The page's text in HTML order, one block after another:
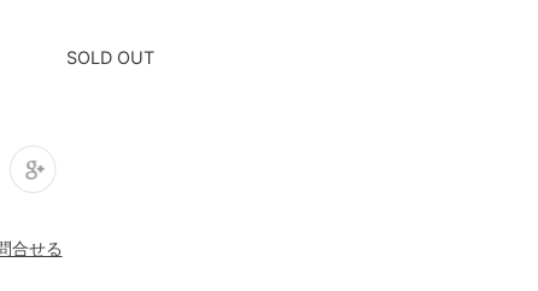
SOLD OUT